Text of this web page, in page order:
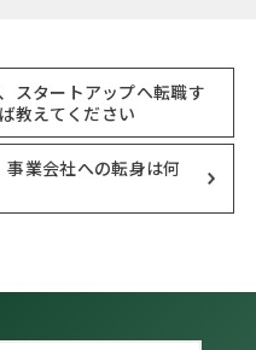
タートアップへ転職す
教えてください
業会社への転身は何